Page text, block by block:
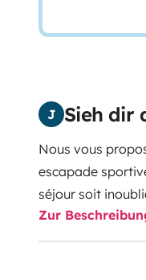
J Sieh dir
Nous vous
escapade
séjour soit
et facile à
double
Zur